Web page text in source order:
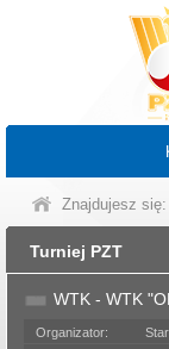
Znajdujesz się:
Turniej PZT
WTK - WTK
Organizator: